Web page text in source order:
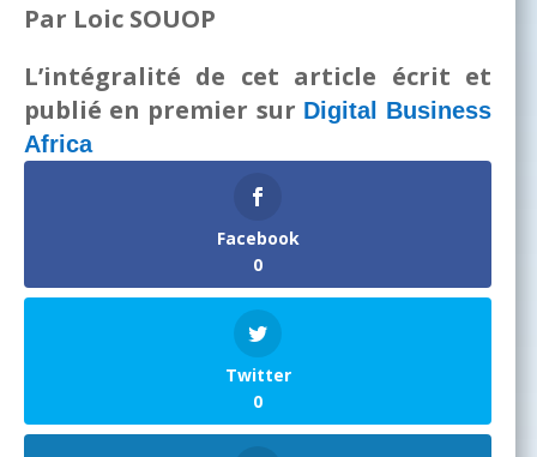
Par Loic SOUOP
L’intégralité de cet article écrit et
publié en premier sur Digital Business
Africa
Facebook
0
Twitter
0